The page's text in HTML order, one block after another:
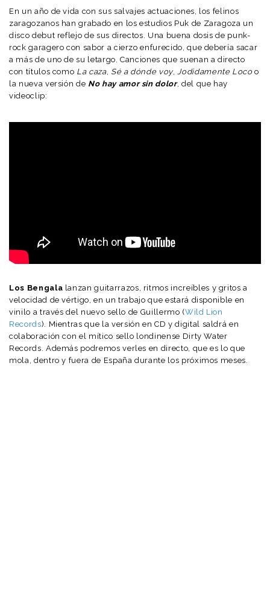
En un año de vida con sus salvajes actuaciones, los felinos
zaragozanos han grabado en los estudios Puk de Zaragoza un
disco debut reflejo de sus directos. Una buena dosis de punk-
rock garagero con sabor a cierzo enfurecido, que debería sacar
a más de uno de su letargo. Canciones que suenan a directo
con títulos como La caza, Sé a dónde voy,Jodidamente Locoo
la nueva versión de No hay amor sin dolor, del que hay
videoclip:
Los Bengala lanzan guitarrazos, ritmos increíbles y gritos a
velocidad de vértigo, en un trabajo que estará disponible en
vinilo a través del nuevo sello de Guillermo (Wild Lion
Records). Mientras que la versión en CD y digital saldrá en
colaboración con el mítico sello londinense Dirty Water
Records. Además podremos verles en directo, que es lo que
mola, dentro y fuera de España durante los próximos meses.